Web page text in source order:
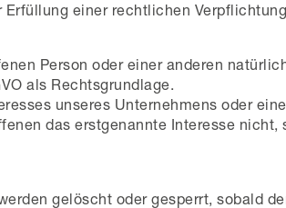
einer rechtlichen
Person oder einer anderen
als Rechtsgrundlage.
unseres Unternehmens oder
das erstgenannte Interesse nicht,
gelöscht oder gesperrt, sobald